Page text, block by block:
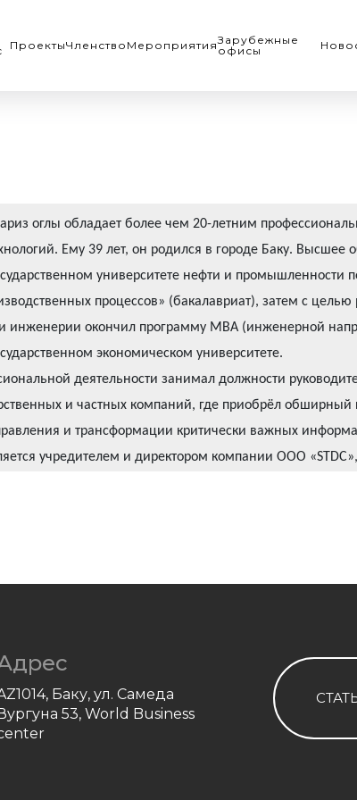
ПроектыЧленство МероприятияЗарубежные
офисы
оглы обладает более чем 20-летним
Ему 39 лет, он родился в городе Баку. Высшее
университете нефти и промышленности
процессов» (бакалавриат), затем с целью
инженерии окончил программу MBA (инженерной
экономическом университете.
деятельности занимал должности
и частных компаний, где приобрёл обширный
и трансформации критически важных
учредителем и директором компании ООО «STDC»,
Баку, ул. Самеда
Вургуна 53, World Business